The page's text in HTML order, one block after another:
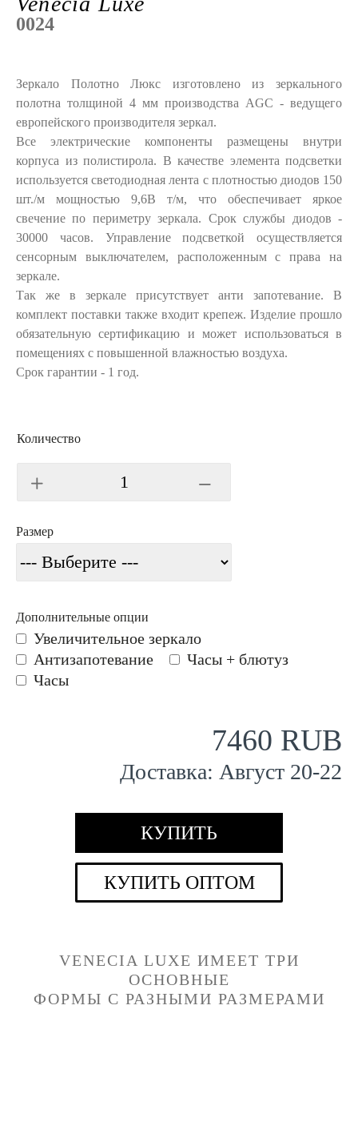
Зеркало Полотно Люкс изготовлено из зеркального
полотна толщиной 4 мм производства AGC - ведущего
европейского производителя зеркал.
Все электрические компоненты размещены внутри
корпуса из полистирола. В качестве элемента подсветки
используется светодиодная лента с плотностью диодов 150
шт./м мощностью 9,6В т/м, что обеспечивает яркое
свечение по периметру зеркала. Срок службы диодов -
30000 часов. Управление подсветкой осуществляется
сенсорным выключателем, расположенным с права на
зеркале.
Так же в зеркале присутствует анти запотевание. В
комплект поставки также входит крепеж. Изделие прошло
обязательную сертификацию и может использоваться в
помещениях с повышенной влажностью воздуха.
Срок гарантии - 1 год.
0024
7460 RUB
Размер
Дополнительные опции
Увеличительное зеркало
Антизапотевание
Часы + блютуз
Часы
Количество
Доставка: Август 20-22
КУПИТЬ
КУПИТЬ ОПТОМ
VENECIA LUXE ИМЕЕТ ТРИ
ОСНОВНЫЕ
ФОРМЫ С РАЗНЫМИ РАЗМЕРАМИ